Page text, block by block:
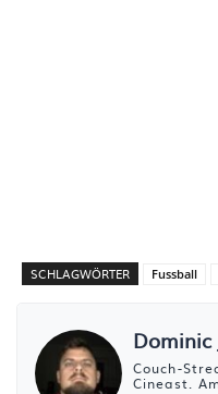
SCHLAGWÖRTER Fussball
Dominic
Couch-
Cineast.